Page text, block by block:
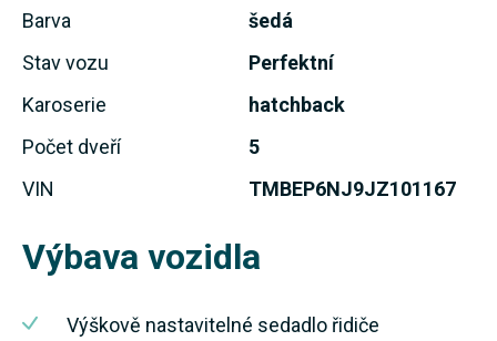
Barva
šedá
Stav vozu
Perfektní
Karoserie
hatchback
Počet dveří
5
VIN
TMBEP6NJ9JZ101167
Výbava vozidla
Výškově nastavitelné sedadlo řidiče